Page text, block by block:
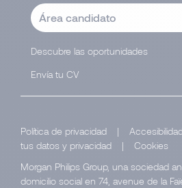
Área candidato
Descubre las oportunidades
Envía tu CV
Política de privacidad |
tus datos y privacidad
|
Cookies
Morgan Philips Group, una sociedad
domicilio social en 74, avenue de la